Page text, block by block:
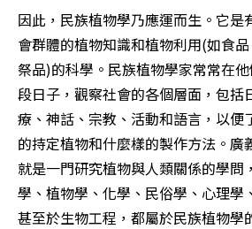
因此，民族植物學乃應運而生。它是
會群體的植物知識和植物利用(如食
祭品)的科學。民族植物學家常常在
段日子，觀察社會的各個層面，包括
療、神話、宗教、活動和語言，以便
的持定植物和什麼樣的製作方法。廣
就是一門研究植物與人類關係的學問
學、植物學、化學、民俗學、心理學
甚至於生物工程，都屬於民族植物學